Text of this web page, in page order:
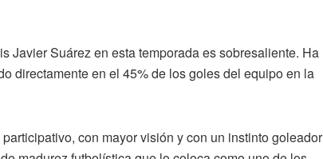
Javier Suárez en esta temporada es sobresaliente. Ha
directamente en el 45% de los goles del equipo en la
con mayor visión y con un instinto goleador